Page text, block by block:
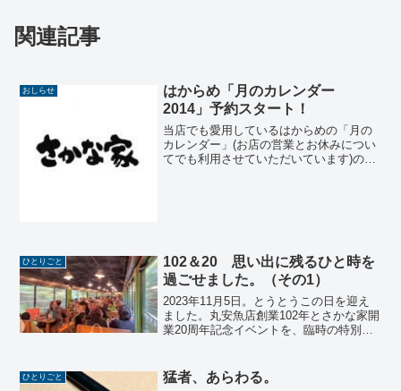
関連記事
おしらせ
はからめ「月のカレンダー
2014」予約スタート！
当店でも愛用しているはからめの「月の
カレンダー」(お店の営業とお休みについ
てでも利用させていただいています)の
ひとりごと
102＆20 思い出に残るひと時を
過ごせました。（その1）
2023年11月5日。とうとうこの日を迎え
ました。丸安魚店創業102年とさかな家開
業20周年記念イベントを、臨時の特別列
い温かさ…を超えた暑さが続いた数日間
でしたが...
ひとりごと 猛者、あらわる。